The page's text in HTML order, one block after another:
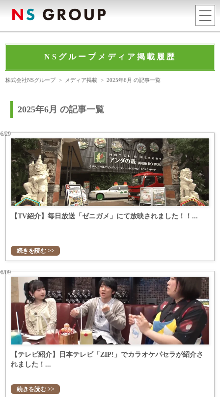
NSグループメディア掲載履歴
株式会社NSグループ > メディア掲載 >2025年6月 の記事一覧
2025年6月 の記事一覧
【TV紹介】毎日放送「ゼニガメ」にて放映されました！！...
29
続きを読む >>
【テレビ紹介】日本テレビ「ZIP!」でカラオケパセラが紹介さ
れました！...
09
続きを読む >>